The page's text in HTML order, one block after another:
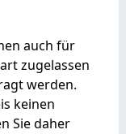
auch für
zugelassen
werden.
keinen
Sie daher